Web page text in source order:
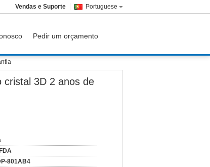
Portuguese
Vendas e Suporte
Pedir um orçamento
cristal 3D 2 anos de
801AB4